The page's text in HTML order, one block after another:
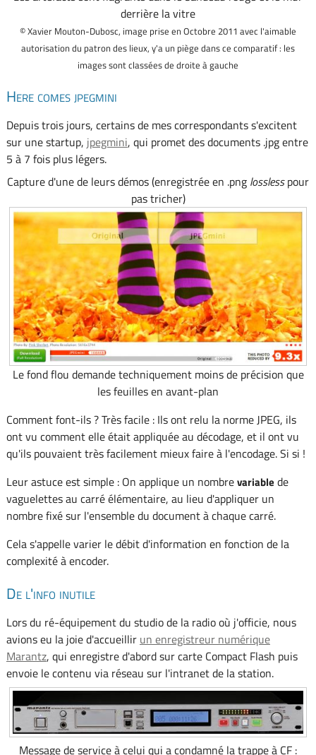
derrière la vitre
© Xavier Mouton-Dubosc, image prise en Octobre 2011 avec l'aimable
autorisation du patron des lieux, y'a un piège dans ce comparatif : les
images sont classées de droite à gauche
Here comes jpegmini
Depuis trois jours, certains de mes correspondants s'excitent
sur une startup, jpegmini, qui promet des documents .jpg entre
5 à 7 fois plus légers.
Capture d'une de leurs démos (enregistrée en .png losslesspour
pas tricher)
Le fond flou demande techniquement moins de précision que
les feuilles en avant-plan
Comment font-ils ? Très facile : Ils ont relu la norme JPEG, ils
ont vu comment elle était appliquée au décodage, et il ont vu
qu'ils pouvaient très facilement mieux faire à l'encodage. Si si !
Leur astuce est simple : On applique un nombrevariable de
vaguelettes au carré élémentaire, au lieu d'appliquer un
nombre fixé sur l'ensemble du document à chaque carré.
Cela s'appelle varier le débit d'information en fonction de la
complexité à encoder.
De l'info inutile
Lors du ré-équipement du studio de la radio où j'officie, nous
avions eu la joie d'accueillir un enregistreur numérique
Marantz, qui enregistre d'abord sur carte Compact Flash puis
envoie le contenu via réseau sur l'intranet de la station.
Message de service à celui qui a condamné la trappe à CF :